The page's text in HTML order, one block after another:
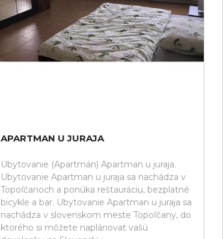
APARTMAN U JURAJA
Ubytovanie (Apartmán) Apartman u juraja.
Ubytovanie Apartman u juraja sa nachádza v
Topoľčanoch a ponúka reštauráciu, bezplatné
bicykle a bar. Ubytovanie Apartman u juraja sa
nachádza v slovenskom meste Topoľčany, do
ktorého si môžete naplánovať vašú